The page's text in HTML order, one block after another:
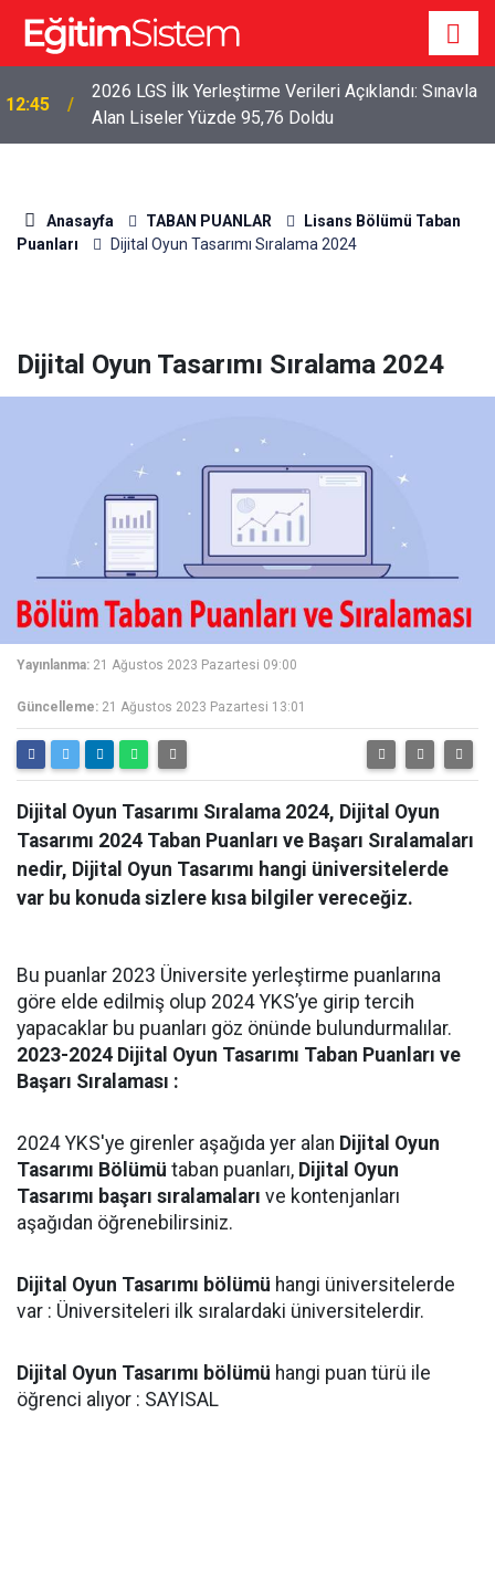
12:45
2026 LGS İlk Yerleştirme Verileri Açıklandı: Sınavla
Alan Liseler Yüzde 95,76 Doldu
Anasayfa TABAN PUANLAR
Lisans Bölümü Taban
Puanları
Dijital Oyun Tasarımı Sıralama 2024
Dijital Oyun Tasarımı Sıralama 2024
Yayınlanma: 21 Ağustos 2023 Pazartesi 09:00
Güncelleme: 21 Ağustos 2023 Pazartesi 13:01
Dijital Oyun Tasarımı Sıralama 2024, Dijital Oyun
Tasarımı 2024 Taban Puanları ve Başarı Sıralamaları
nedir, Dijital Oyun Tasarımı hangi üniversitelerde
var bu konuda sizlere kısa bilgiler vereceğiz.
Bu puanlar 2023 Üniversite yerleştirme puanlarına
göre elde edilmiş olup 2024 YKS’ye girip tercih
yapacaklar bu puanları göz önünde bulundurmalılar.
2023-2024 Dijital Oyun Tasarımı Taban Puanları ve
Başarı Sıralaması :
2024 YKS'ye girenler aşağıda yer alan Dijital Oyun
Tasarımı Bölümü taban puanları, Dijital Oyun
Tasarımı başarı sıralamaları ve kontenjanları
aşağıdan öğrenebilirsiniz.
Dijital Oyun Tasarımı bölümü hangi üniversitelerde
var : Üniversiteleri ilk sıralardaki üniversitelerdir.
Dijital Oyun Tasarımı bölümü hangi puan türü ile
öğrenci alıyor : SAYISAL